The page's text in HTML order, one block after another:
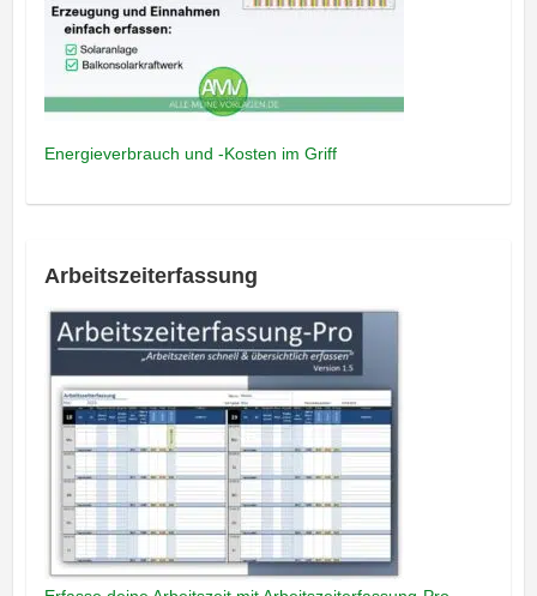
Energieverbrauch und -Kosten im Griff
Arbeitszeiterfassung